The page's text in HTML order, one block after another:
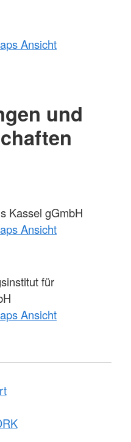
Ansicht
und
Kassel gGmbH
Ansicht
für
Ansicht